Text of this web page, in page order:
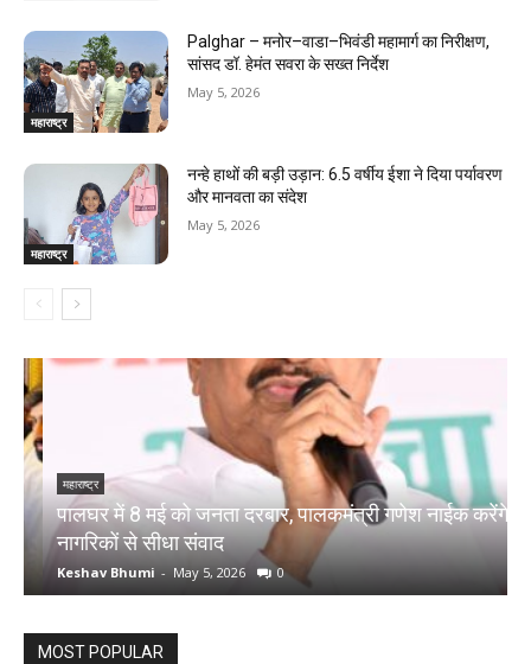
महाराष्ट्र
Palghar – मनोर–वाडा–भिवंडी महामार्ग का निरीक्षण,
सांसद डॉ. हेमंत सवरा के सख्त निर्देश
May 5, 2026
महाराष्ट्र
नन्हे हाथों की बड़ी उड़ान: 6.5 वर्षीय ईशा ने दिया पर्यावरण
और मानवता का संदेश
May 5, 2026
महाराष्ट्र
पालघर में 8 मई को जनता दरबार, पालकमंत्री गणेश नाईक करेंगे
नागरिकों से सीधा संवाद
Keshav Bhumi - May 5, 2026 0
MOST POPULAR